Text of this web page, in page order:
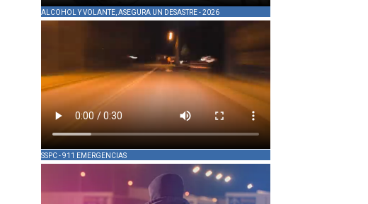
ALCOHOL Y VOLANTE, ASEGURA UN DESASTRE - 2026
SSPC - 911 EMERGENCIAS